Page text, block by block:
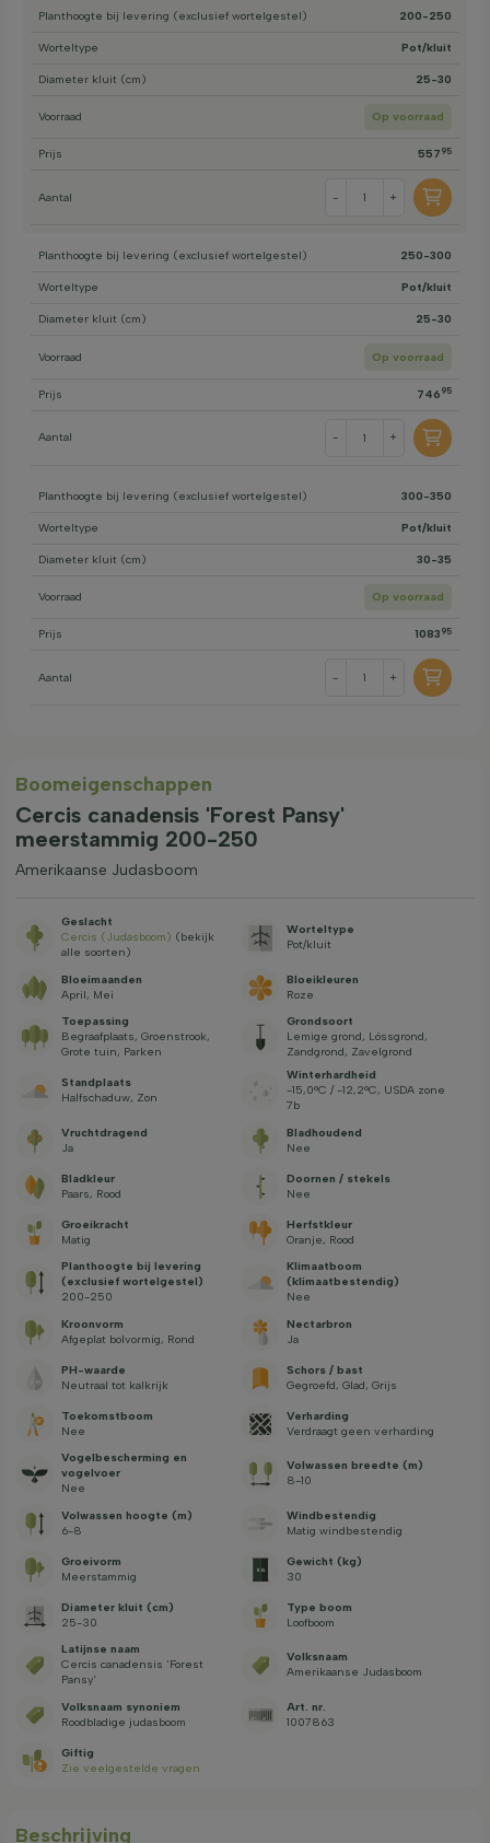
Planthoogte bij levering (exclusief wortelgestel) 200-250
Worteltype Pot/kluit
Diameter kluit (cm) 25-30
Voorraad Op voorraad
Prijs 557 95
Aantal - +
Planthoogte bij levering (exclusief wortelgestel) 250-300
Worteltype Pot/kluit
Diameter kluit (cm) 25-30
Voorraad Op voorraad
Prijs 746 95
Aantal - +
Planthoogte bij levering (exclusief wortelgestel) 300-350
Worteltype Pot/kluit
Diameter kluit (cm) 30-35
Voorraad Op voorraad
Prijs 1083 95
Aantal - +
Boom­eigen­schappen
Cercis canadensis 'Forest Pansy'
meerstammig 200-250
Amerikaanse Judasboom
Geslacht
Cercis (Judasboom) (bekijk
alle soorten)
Worteltype
Pot/kluit
Bloeimaanden
April, Mei
Bloeikleuren
Roze
Toepassing
Begraafplaats, Groenstrook,
Grote tuin, Parken
Grondsoort
Lemige grond, Lössgrond,
Zandgrond, Zavelgrond
Standplaats
Halfschaduw, Zon
Winterhardheid
-15,0°C / -12,2°C, USDA zone
7b
Vruchtdragend
Ja
Bladhoudend
Nee
Bladkleur
Paars, Rood
Doornen / stekels
Nee
Groeikracht
Matig
Herfstkleur
Oranje, Rood
Planthoogte bij levering
(exclusief wortelgestel)
200-250
Klimaatboom
(klimaatbestendig)
Nee
Kroonvorm
Afgeplat bolvormig, Rond
Nectarbron
Ja
PH-waarde
Neutraal tot kalkrijk
Schors / bast
Gegroefd, Glad, Grijs
Toekomstboom
Nee
Verharding
Verdraagt geen verharding
Vogelbescherming en
vogelvoer
Nee
Volwassen breedte (m)
8-10
Volwassen hoogte (m)
6-8
Windbestendig
Matig windbestendig
Groeivorm
Meerstammig
Gewicht (kg)
30
Diameter kluit (cm)
25-30
Type boom
Loofboom
Latijnse naam
Cercis canadensis 'Forest
Pansy'
Volksnaam
Amerikaanse Judasboom
Volksnaam synoniem
Roodbladige judasboom
Art. nr.
1007863
Giftig
Zie veelgestelde vragen
Beschrijving